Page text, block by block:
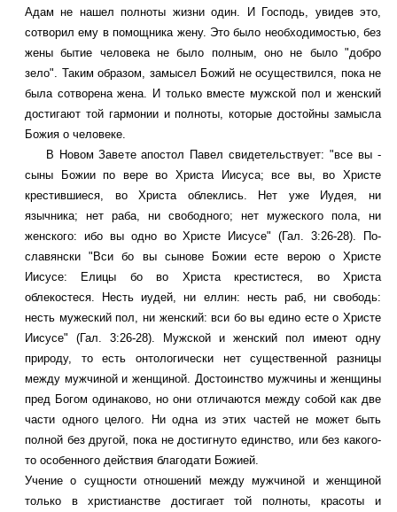
Адам не нашел полноты жизни один. И Господь, увидев это,
сотворил ему в помощника жену. Это было необходимостью, без
жены бытие человека не было полным, оно не было "добро
зело". Таким образом, замысел Божий не осуществился, пока не
была сотворена жена. И только вместе мужской пол и женский
достигают той гармонии и полноты, которые достойны замысла
Божия о человеке.
В Новом Завете апостол Павел свидетельствует: "все вы -
сыны Божии по вере во Христа Иисуса; все вы, во Христе
крестившиеся, во Христа облеклись. Нет уже Иудея, ни
язычника; нет раба, ни свободного; нет мужеского пола, ни
женского: ибо вы одно во Христе Иисусе" (Гал. 3:26-28). По-
славянски "Вси бо вы сынове Божии есте верою о Христе
Иисусе: Елицы бо во Христа крестистеся, во Христа
облекостеся. Несть иудей, ни еллин: несть раб, ни свободь:
несть мужеский пол, ни женский: вси бо вы едино есте о Христе
Иисусе" (Гал. 3:26-28). Мужской и женский пол имеют одну
природу, то есть онтологически нет существенной разницы
между мужчиной и женщиной. Достоинство мужчины и женщины
пред Богом одинаково, но они отличаются между собой как две
части одного целого. Ни одна из этих частей не может быть
полной без другой, пока не достигнуто единство, или без какого-
то особенного действия благодати Божией.
Учение о сущности отношений между мужчиной и женщиной
только в христианстве достигает той полноты, красоты и